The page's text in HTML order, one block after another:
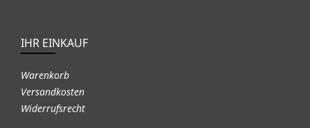
IHR EINKAUF
Warenkorb
Versandkosten
Widerrufsrecht